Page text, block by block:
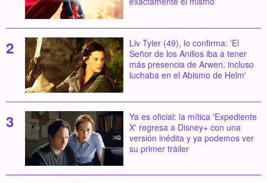
Liv Tyler (49), lo confirma: 'El
Señor de los Anillos iba a tener
más presencia de Arwen, incluso
luchaba en el Abismo de Helm'
Ya es oficial: la mítica 'Expediente
X' regresa a Disney+ con una
versión inédita y ya podemos ver
su primer tráiler